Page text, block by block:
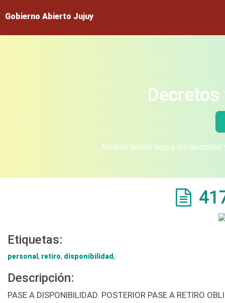
Gobierno Abierto Jujuy
Acceda desde aquí a los
Etiquetas:
personal , retiro, disponibilidad,
Descripción:
PASE A DISPONIBILIDAD. POSTERIOR PASE A RETIRO